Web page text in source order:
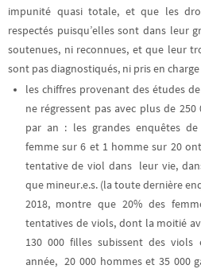
impunité quasi totale, et que les
respectés puisqu’elles sont dans leur
soutenues, ni reconnues, et que leur
sont pas diagnostiqués, ni pris en
les chiffres provenant des études
ne régressent pas avec plus de
par an : les grandes enquêtes
femme sur 6 et 1 homme sur 20
tentative de viol dans leur vie,
que mineur.e.s. (la toute dernière
2018, montre que 20% des
tentatives de viols, dont la moitié
130 000 filles subissent des
année, 20 000 hommes et 35 000